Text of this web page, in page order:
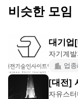
비슷한 모임
대기업
자기계
창업가
업
[대전]
자유스